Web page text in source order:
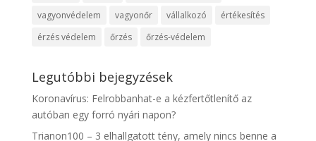
vagyonvédelem
vagyonőr vállalkozó
értékesítés
érzés védelem
őrzés őrzés-védelem
Legutóbbi bejegyzések
Koronavírus: Felrobbanhat-e a kézfertőtlenítő az
autóban egy forró nyári napon?
Trianon100 – 3 elhallgatott tény, amely nincs benne a